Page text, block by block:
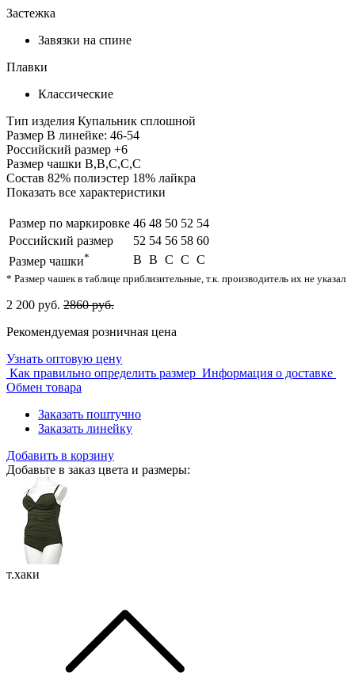
Застежка
Завязки на спине
Плавки
Классические
Тип изделия Купальник сплошной
Размер В линейке: 46-54
Российский размер +6
Размер чашки B,B,C,C,C
Состав 82% полиэстер 18% лайкра
Показать все характеристики
Размер по маркировке 46 48 50 52 54
Российский размер
52 54 56 58 60
Размер чашки* B B C C C
* Размер чашек в таблице приблизительные, т.к. производитель их не указал
2 200 руб. 2860 руб.
Рекомендуемая розничная цена
Узнать оптовую цену
Как правильно определить размер Информация о доставке
Обмен товара
Заказать поштучно
Заказать линейку
Добавить в корзину
Добавьте в заказ цвета и размеры:
т.хаки